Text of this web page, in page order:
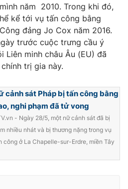
Shorts video
VTV Thể thao
Bất động sản
Tấm lòng Việt
Vươn mình bằng AI
năm 2010. Trong khi đó,
kể tới vụ tấn công bằng
đảng Jo Cox năm 2016.
trước cuộc trưng cầu ý
Liên minh châu Âu (EU) đã
trị gia này.
cảnh sát Pháp bị tấn công bằng
nghi phạm đã tử vong
- Ngày 28/5, một nữ cảnh sát đã bị
nhiều nhát và bị thương nặng trong vụ
công ở La Chapelle-sur-Erdre, miền Tây